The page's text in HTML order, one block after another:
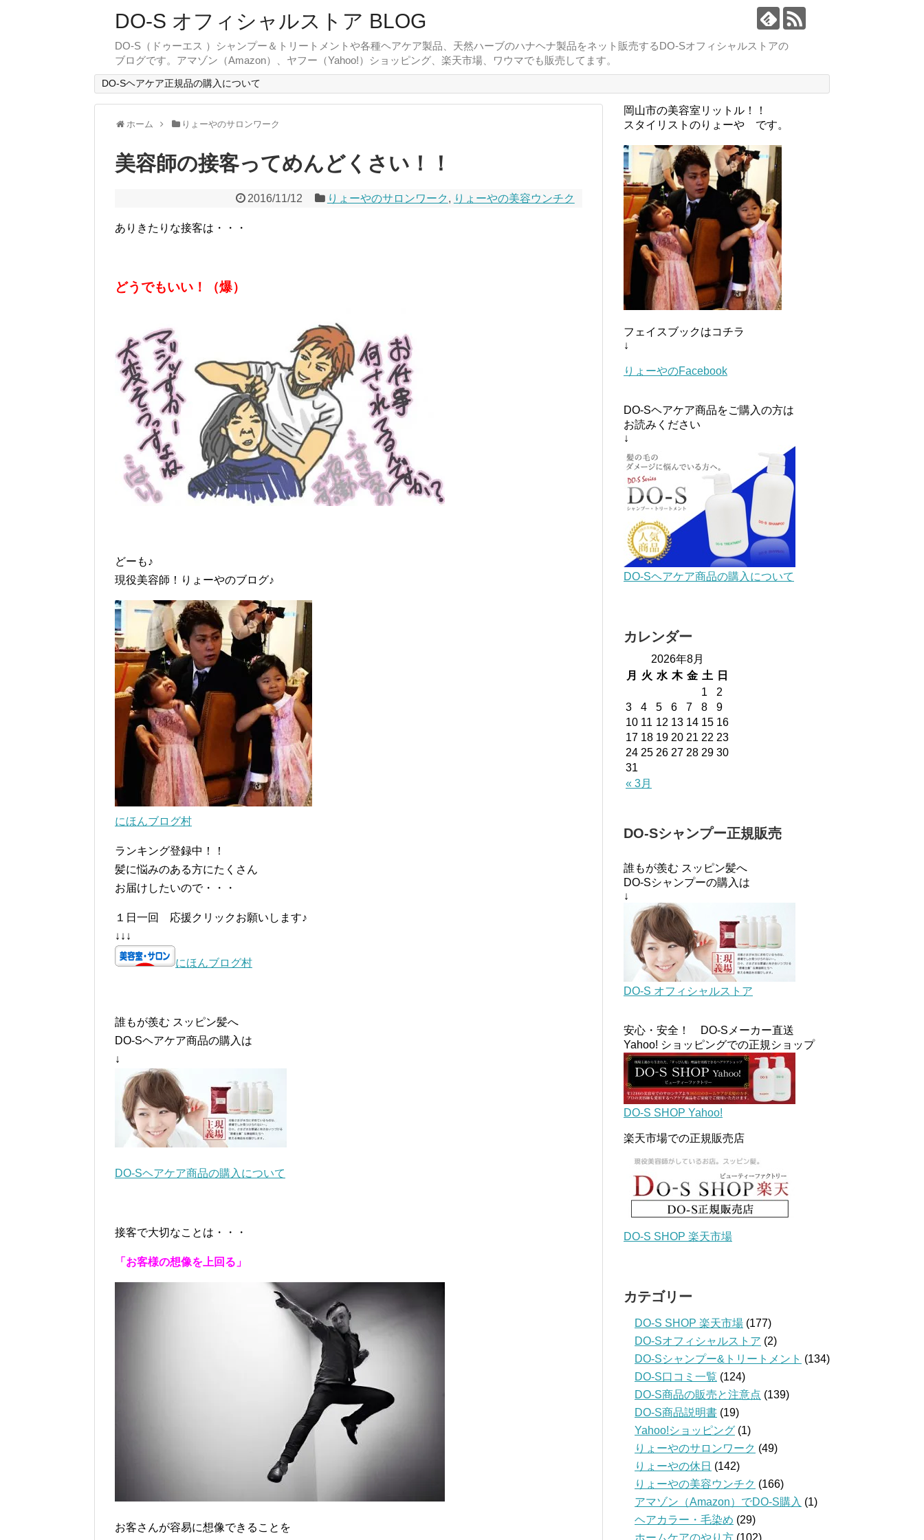
DO-S オフィシャルストア BLOG
DO-S（ドゥーエス ）シャンプー＆トリートメントや各種ヘアケア製品、天然ハーブのハナヘナ製品をネット販売するDO-Sオフィシャルストアの
ブログです。アマゾン（Amazon）、ヤフー（Yahoo!）ショッピング、楽天市場、ワウマでも販売してます。
DO-Sヘアケア正規品の購入について
ホーム りょーやのサロンワーク
美容師の接客ってめんどくさい！！
2016/11/12 りょーやのサロンワーク , りょーやの美容ウンチク
ありきたりな接客は・・・
どうでもいい！（爆）
どーも♪
現役美容師！りょーやのブログ♪
にほんブログ村
ランキング登録中！！
髪に悩みのある方にたくさん
お届けしたいので・・・
１日一回 応援クリックお願いします♪
↓↓↓
にほんブログ村
誰もが羨む スッピン髪へ
DO-Sヘアケア商品の購入は
↓
DO-Sヘアケア商品の購入について
接客で大切なことは・・・
「お客様の想像を上回る」
お客さんが容易に想像できることを
岡山市の美容室リットル！！
スタイリストのりょーや です。
フェイスブックはコチラ
↓
りょーやのFacebook
DO-Sヘアケア商品をご購入の方は
お読みください
↓
DO-Sヘアケア商品の購入について
カレンダー
2026年8月
月
火 水 木 金 土 日
« 3月
1
2
3
4 5 6 7 8
9
10 11 12 13 14 15 16
17 18 19 20 21 22 23
24 25 26 27 28 29 30
31
DO-Sシャンプー正規販売
誰もが羨む スッピン髪へ
DO-Sシャンプーの購入は
↓
DO-S オフィシャルストア
安心・安全！ DO-Sメーカー直送
Yahoo! ショッピングでの正規ショップ
DO-S SHOP Yahoo!
楽天市場での正規販売店
DO-S SHOP 楽天市場
カテゴリー
DO-S SHOP 楽天市場 (177)
DO-Sオフィシャルストア (2)
DO-Sシャンプー&トリートメント (134)
DO-S口コミ一覧 (124)
DO-S商品の販売と注意点 (139)
DO-S商品説明書 (19)
Yahoo!ショッピング (1)
りょーやのサロンワーク (49)
りょーやの休日 (142)
りょーやの美容ウンチク (166)
アマゾン（Amazon）でDO-S購入 (1)
ヘアカラー・毛染め (29)